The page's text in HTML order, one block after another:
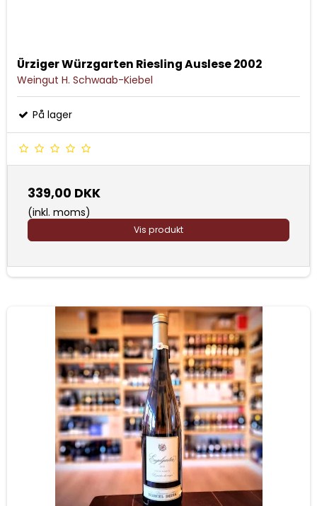
Ürziger Würzgarten Riesling Auslese 2002
Weingut H. Schwaab-Kiebel
På lager
339,00 DKK
(inkl. moms)
Vis produkt